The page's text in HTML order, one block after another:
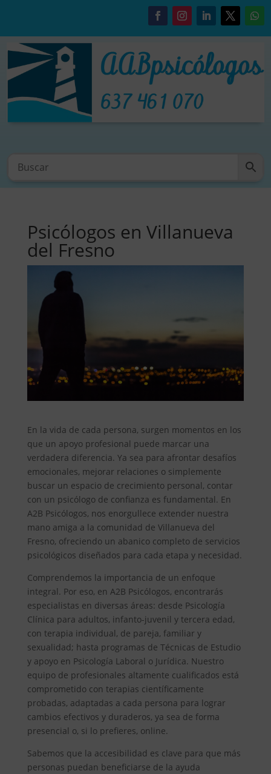
Psicólogos en Villanueva
del Fresno
En la vida de cada persona, surgen momentos en los
que un apoyo profesional puede marcar una
verdadera diferencia. Ya sea para afrontar desafíos
emocionales, mejorar relaciones o simplemente
buscar un espacio de crecimiento personal, contar
con un psicólogo de confianza es fundamental. En
A2B Psicólogos, nos enorgullece extender nuestra
mano amiga a la comunidad de Villanueva del
Fresno, ofreciendo un abanico completo de servicios
psicológicos diseñados para cada etapa y necesidad.
Comprendemos la importancia de un enfoque
integral. Por eso, en A2B Psicólogos, encontrarás
especialistas en diversas áreas: desde Psicología
Clínica para adultos, infanto-juvenil y tercera edad,
con terapia individual, de pareja, familiar y
sexualidad; hasta programas de Técnicas de Estudio
y apoyo en Psicología Laboral o Jurídica. Nuestro
equipo de profesionales altamente cualificados está
comprometido con terapias científicamente
probadas, adaptadas a cada persona para lograr
cambios efectivos y duraderos, ya sea de forma
presencial o, si lo prefieres, online.
Sabemos que la accesibilidad es clave para que más
personas puedan beneficiarse de la ayuda